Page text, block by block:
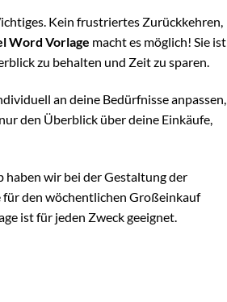
Kein frustriertes Zurückkehren,
Word Vorlage macht es möglich! Sie ist
zu behalten und Zeit zu sparen.
an deine Bedürfnisse anpassen,
den Überblick über deine Einkäufe,
haben wir bei der Gestaltung der
für den wöchentlichen Großeinkauf
ist für jeden Zweck geeignet.